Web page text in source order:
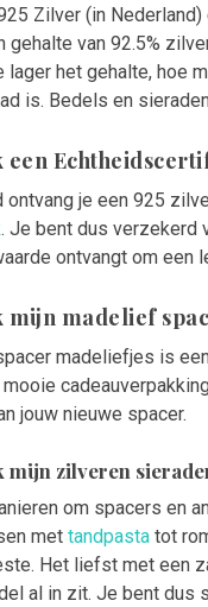
Zilver (in
gehalte van 92.5%
lager het gehalte, hoe
is. Bedels en
een
ontvang je een 925
. Je bent dus verzekerd
ontvangt om een
mijn madelief
madeliefjes is
jouw nieuwe spacer.
mijn zilveren
om spacers en
met tandpasta tot
Het liefst met een
al in zit. Je bent dus